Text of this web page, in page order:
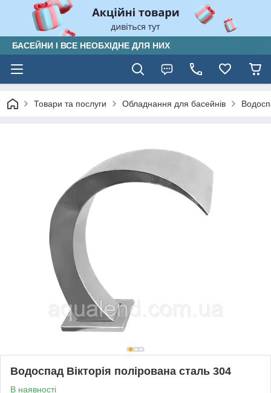
БАСЕЙНИ І ВСЕ НЕОБХІДНЕ ДЛЯ НИХ
Товари та послуги Обладнання для басейнів
Водоспад Вікторія полірована сталь 304
В наявності